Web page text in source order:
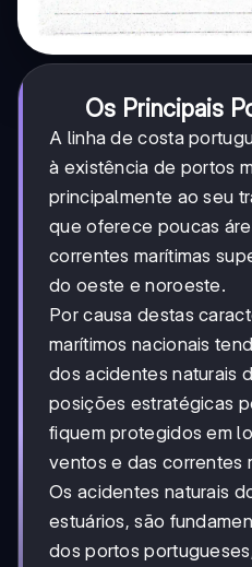
Os Principais
A linha de costa
à existência de portos
principalmente ao seu
que oferece poucas
correntes marítimas
do oeste e noroeste.
Por causa destas
marítimos nacionais
dos acidentes naturais
posições estratégicas
fiquem protegidos em
ventos e das correntes
Os acidentes naturais
estuários, são
dos portos